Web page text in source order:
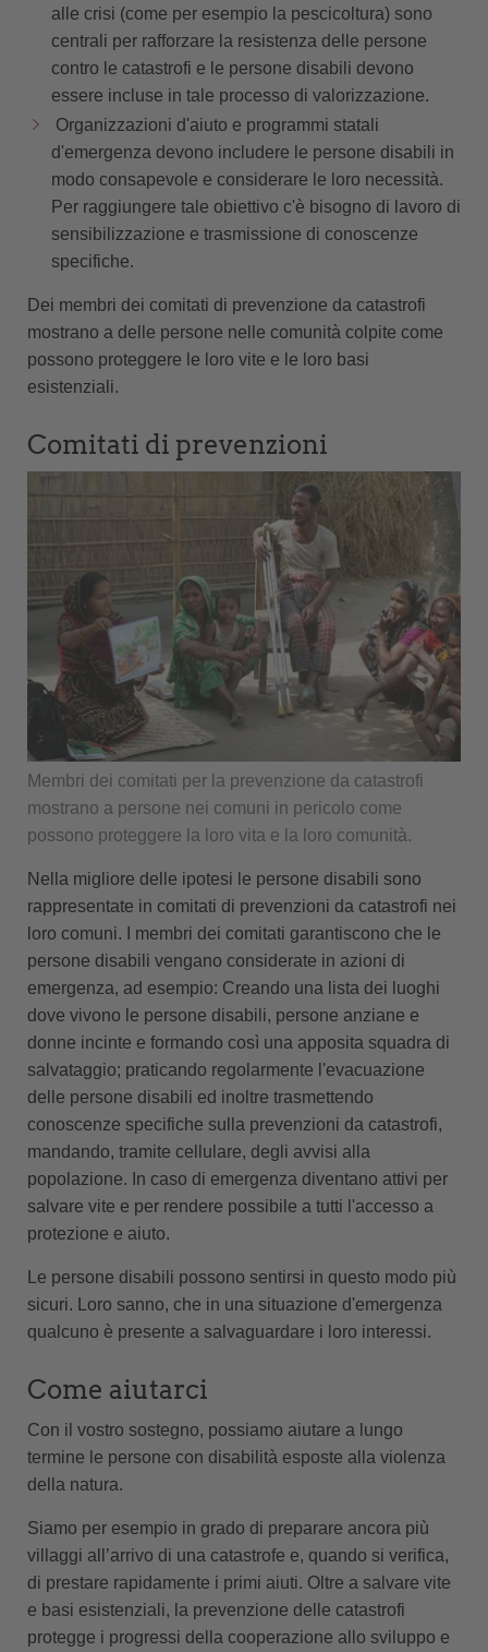
alle crisi (come per esempio la pescicoltura) sono
centrali per rafforzare la resistenza delle persone
contro le catastrofi e le persone disabili devono
essere incluse in tale processo di valorizzazione.
Organizzazioni d'aiuto e programmi statali
d'emergenza devono includere le persone disabili in
modo consapevole e considerare le loro necessità.
Per raggiungere tale obiettivo c'è bisogno di lavoro di
sensibilizzazione e trasmissione di conoscenze
specifiche.
Dei membri dei comitati di prevenzione da catastrofi
mostrano a delle persone nelle comunità colpite come
possono proteggere le loro vite e le loro basi
esistenziali.
Comitati di prevenzioni
Membri dei comitati per la prevenzione da catastrofi
mostrano a persone nei comuni in pericolo come
possono proteggere la loro vita e la loro comunità.
Nella migliore delle ipotesi le persone disabili sono
rappresentate in comitati di prevenzioni da catastrofi nei
loro comuni. I membri dei comitati garantiscono che le
persone disabili vengano considerate in azioni di
emergenza, ad esempio: Creando una lista dei luoghi
dove vivono le persone disabili, persone anziane e
donne incinte e formando così una apposita squadra di
salvataggio; praticando regolarmente l'evacuazione
delle persone disabili ed inoltre trasmettendo
conoscenze specifiche sulla prevenzioni da catastrofi,
mandando, tramite cellulare, degli avvisi alla
popolazione. In caso di emergenza diventano attivi per
salvare vite e per rendere possibile a tutti l'accesso a
protezione e aiuto.
Le persone disabili possono sentirsi in questo modo più
sicuri. Loro sanno, che in una situazione d'emergenza
qualcuno è presente a salvaguardare i loro interessi.
Come aiutarci
Con il vostro sostegno, possiamo aiutare a lungo
termine le persone con disabilità esposte alla violenza
della natura.
Siamo per esempio in grado di preparare ancora più
villaggi all’arrivo di una catastrofe e, quando si verifica,
di prestare rapidamente i primi aiuti. Oltre a salvare vite
e basi esistenziali, la prevenzione delle catastrofi
protegge i progressi della cooperazione allo sviluppo e